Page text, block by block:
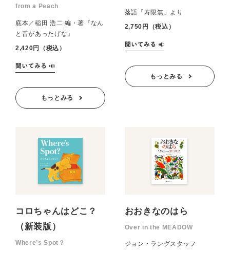
from a Peach
底本／稲田 浩二 編・著『なん
と昔があったげな』
2,420円（税込）
もっとみる
落語「寿限無」より
2,750円（税込）
もっとみる
コロちゃんはどこ？
（新装版）
Where’s Spot？
おおきなのはら
Over in the MEADOW
ジョン・ラングスタッフ